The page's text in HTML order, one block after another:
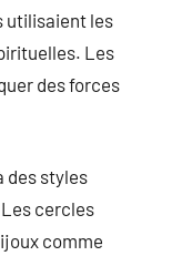
utilisaient les
Les
des forces
des styles
cercles
comme